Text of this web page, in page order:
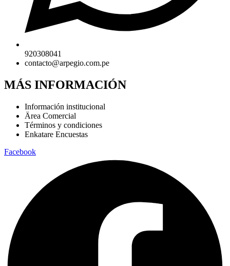
920308041
contacto@arpegio.com.pe
MÁS INFORMACIÓN
Información institucional
Ärea Comercial
Términos y condiciones
Enkatare Encuestas
Facebook